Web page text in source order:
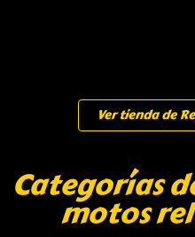
Ver tienda de
Categorías
motos